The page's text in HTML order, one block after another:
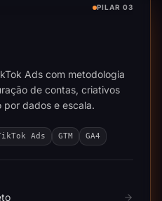
PILAR 03
Ads com metodologia
de contas, criativos
dados e escala.
Ads GTM GA4